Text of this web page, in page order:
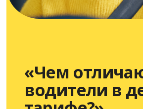
ремни и положение ребенка
Водители тарифа «Детский»
регулярно выполняют такие